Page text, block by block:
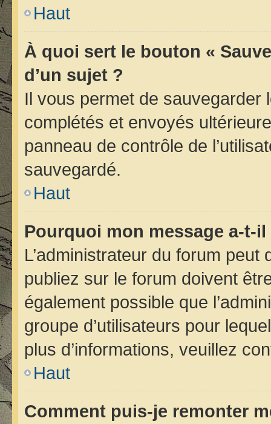
Haut
À quoi sert le bouton «
d’un sujet ?
Il vous permet de sauvegarder
complétés et envoyés
panneau de contrôle de
sauvegardé.
Haut
Pourquoi mon message a-t-
L’administrateur du forum
publiez sur le forum doivent
également possible que
groupe d’utilisateurs pour
plus d’informations, veuillez
Haut
Comment puis-je remonter